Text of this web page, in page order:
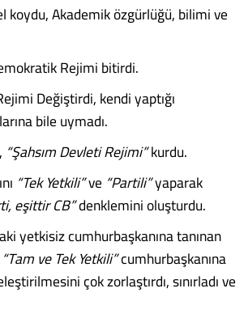
koydu, Akademik özgürlüğü, bilimi ve
Rejimi bitirdi.
Değiştirdi, kendi yaptığı
bile uymadı.
“Şahsım Devleti Rejimi”kurdu.
“Tek Yetkili”ve “Partili”yaparak
eşittir CB”denklemini oluşturdu.
yetkisiz cumhurbaşkanına tanınan
“Tam ve Tek Yetkili”cumhurbaşkanına
çok zorlaştırdı, sınırladı ve